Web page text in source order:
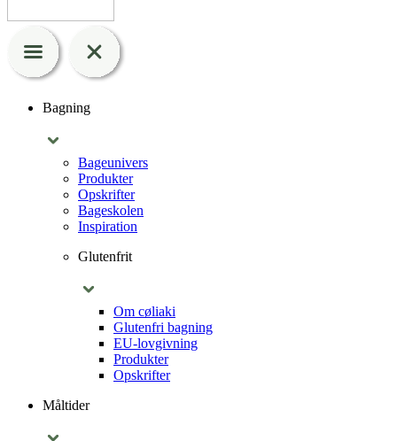
Bagning
Bageunivers
Produkter
Opskrifter
Bageskolen
Inspiration
Glutenfrit
Om cøliaki
Glutenfri bagning
EU-lovgivning
Produkter
Opskrifter
Måltider